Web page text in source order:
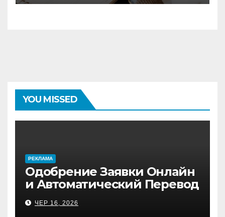
YOU MISSED
PЕКЛАМА
Одобрение Заявки Онлайн
и Автоматический Перевод
на Банковский Счёт.
Проверь
ЧЕР 16, 2026